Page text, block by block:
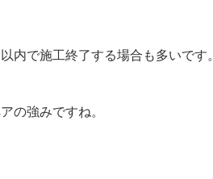
内で施工終了する場合も多いです。
の強みですね。